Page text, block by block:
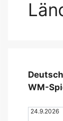
WM-
24.9.2026